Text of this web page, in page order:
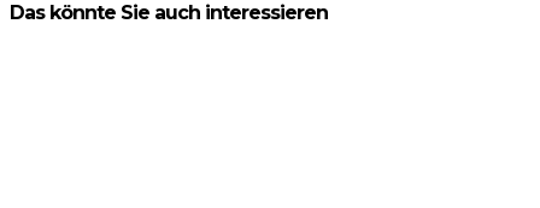
Das könnte Sie auch interessieren